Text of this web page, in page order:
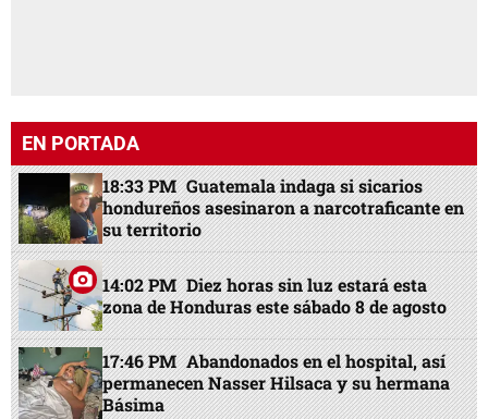
EN PORTADA
18:33 PM Guatemala indaga si sicarios
hondureños asesinaron a narcotraficante en
su territorio
14:02 PM Diez horas sin luz estará esta
zona de Honduras este sábado 8 de agosto
17:46 PM Abandonados en el hospital, así
permanecen Nasser Hilsaca y su hermana
Básima